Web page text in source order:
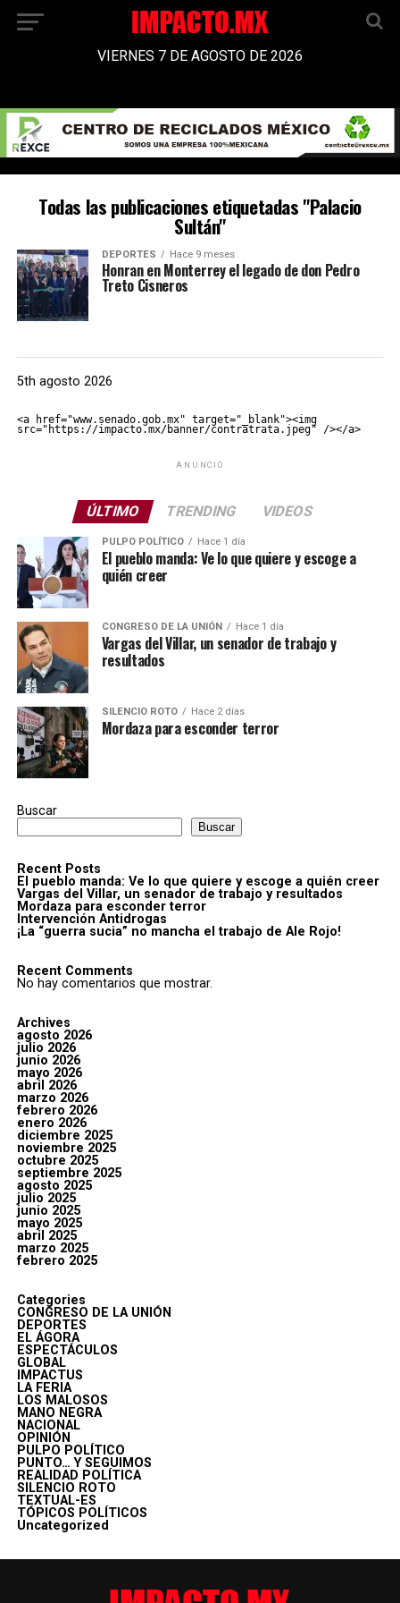
VIERNES 7 DE AGOSTO DE 2026
Todas las publicaciones etiquetadas "Palacio
Sultán"
DEPORTES Hace 9 meses
Honran en Monterrey el legado de don Pedro
Treto Cisneros
5th agosto 2026
<a href="www.senado.gob.mx" target="_blank"><img
src="https://impacto.mx/banner/contratrata.jpeg" /></a>
ANUNCIO
ÚLTIMO TRENDING VIDEOS
PULPO POLÍTICO Hace 1 día
El pueblo manda: Ve lo que quiere y escoge a
quién creer
CONGRESO DE LA UNIÓN Hace 1 día
Vargas del Villar, un senador de trabajo y
resultados
SILENCIO ROTO Hace 2 días
Mordaza para esconder terror
Buscar
Buscar
Recent Posts
El pueblo manda: Ve lo que quiere y escoge a quién creer
Vargas del Villar, un senador de trabajo y resultados
Mordaza para esconder terror
Intervención Antidrogas
¡La “guerra sucia” no mancha el trabajo de Ale Rojo!
Recent Comments
No hay comentarios que mostrar.
Archives
agosto 2026
julio 2026
junio 2026
mayo 2026
abril 2026
marzo 2026
febrero 2026
enero 2026
diciembre 2025
noviembre 2025
octubre 2025
septiembre 2025
agosto 2025
julio 2025
junio 2025
mayo 2025
abril 2025
marzo 2025
febrero 2025
Categories
CONGRESO DE LA UNIÓN
DEPORTES
EL ÁGORA
ESPECTÁCULOS
GLOBAL
IMPACTUS
LA FERIA
LOS MALOSOS
MANO NEGRA
NACIONAL
OPINIÓN
PULPO POLÍTICO
PUNTO… Y SEGUIMOS
REALIDAD POLÍTICA
SILENCIO ROTO
TEXTUAL-ES
TÓPICOS POLÍTICOS
Uncategorized